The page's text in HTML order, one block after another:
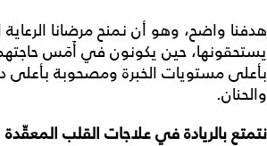
هدفنا واضح، وهو أن نمنح مرضانا
يستحقونها، حين يكونون في أَمَس
بأعلى مستويات الخبرة ومصحوبة
والحنان.
نتمتع بالريادة في علاجات القلب المعقّدة